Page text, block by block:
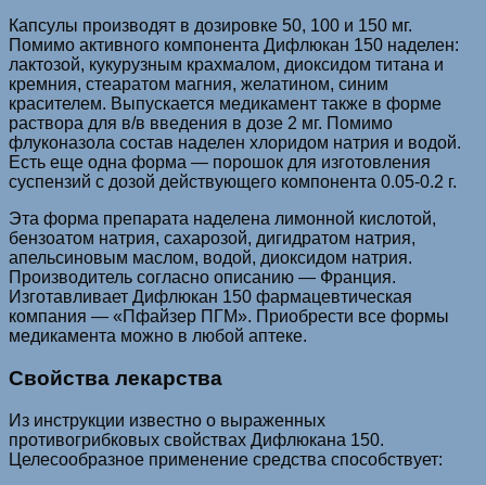
Капсулы производят в дозировке 50, 100 и 150 мг.
Помимо активного компонента Дифлюкан 150 наделен:
лактозой, кукурузным крахмалом, диоксидом титана и
кремния, стеаратом магния, желатином, синим
красителем. Выпускается медикамент также в форме
раствора для в/в введения в дозе 2 мг. Помимо
флуконазола состав наделен хлоридом натрия и водой.
Есть еще одна форма — порошок для изготовления
суспензий с дозой действующего компонента 0.05-0.2 г.
Эта форма препарата наделена лимонной кислотой,
бензоатом натрия, сахарозой, дигидратом натрия,
апельсиновым маслом, водой, диоксидом натрия.
Производитель согласно описанию — Франция.
Изготавливает Дифлюкан 150 фармацевтическая
компания — «Пфайзер ПГМ». Приобрести все формы
медикамента можно в любой аптеке.
Свойства лекарства
Из инструкции известно о выраженных
противогрибковых свойствах Дифлюкана 150.
Целесообразное применение средства способствует: